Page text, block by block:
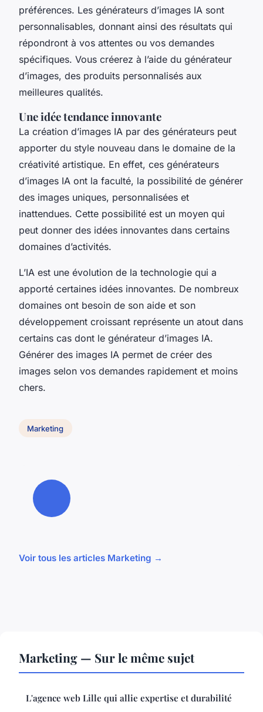
préférences. Les générateurs d’images IA sont
personnalisables, donnant ainsi des résultats qui
répondront à vos attentes ou vos demandes
spécifiques. Vous créerez à l’aide du générateur
d’images, des produits personnalisés aux
meilleures qualités.
Une idée tendance innovante
La création d’images IA par des générateurs peut
apporter du style nouveau dans le domaine de la
créativité artistique. En effet, ces générateurs
d’images IA ont la faculté, la possibilité de générer
des images uniques, personnalisées et
inattendues. Cette possibilité est un moyen qui
peut donner des idées innovantes dans certains
domaines d’activités.
L’IA est une évolution de la technologie qui a
apporté certaines idées innovantes. De nombreux
domaines ont besoin de son aide et son
développement croissant représente un atout dans
certains cas dont le générateur d’images IA.
Générer des images IA permet de créer des
images selon vos demandes rapidement et moins
chers.
Marketing
Voir tous les articles Marketing →
Marketing — Sur le même sujet
L'agence web Lille qui allie expertise et durabilité